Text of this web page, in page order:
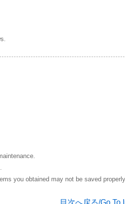
you obtained may not be saved
目次へ戻る/Go To